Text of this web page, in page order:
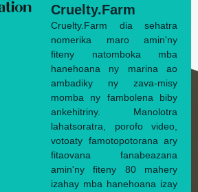
Cruelty.Farm
Cruelty.Farm dia sehatra
nomerika maro amin'ny
fiteny natomboka mba
hanehoana ny marina ao
ambadiky ny zava-misy
momba ny fambolena biby
ankehitriny. Manolotra
lahatsoratra, porofo video,
votoaty famotopotorana ary
fitaovana fanabeazana
amin'ny fiteny 80 mahery
izahay mba hanehoana izay